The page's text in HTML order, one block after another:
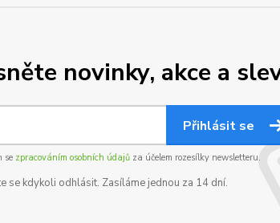
novinky, akce a
Přihlásit se
se zpracováním osobních údajůza účelem rozesílky newsletteru.
se kdykoli odhlásit. Zasíláme jednou za 14 dní.